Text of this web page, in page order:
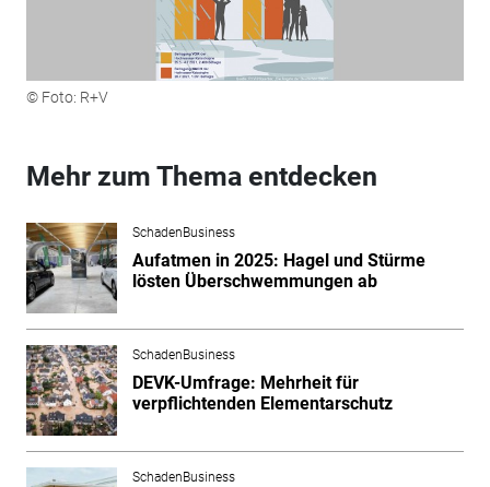
© Foto: R+V
Mehr zum Thema entdecken
SchadenBusiness
Aufatmen in 2025: Hagel und Stürme
lösten Überschwemmungen ab
SchadenBusiness
DEVK-Umfrage: Mehrheit für
verpflichtenden Elementarschutz
SchadenBusiness